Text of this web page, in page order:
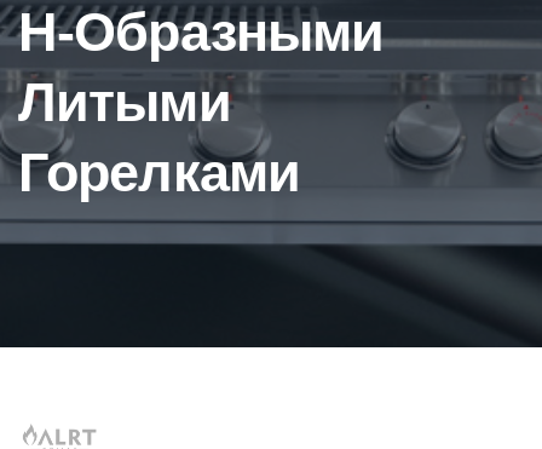
H-Образными
Литыми
Горелками